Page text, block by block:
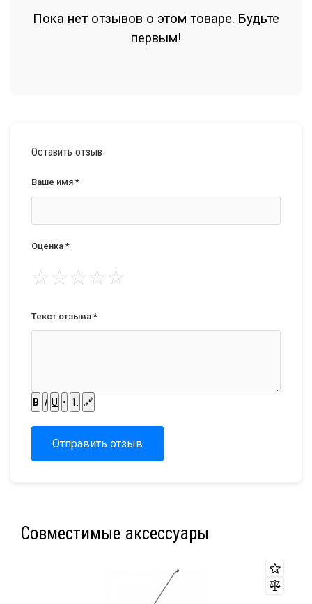
Пока нет отзывов о этом товаре. Будьте
первым!
Оставить отзыв
Ваше имя *
Оценка *
☆☆☆☆☆
Текст отзыва *
B I U • 1. 🔗
Отправить отзыв
Совместимые аксессуары